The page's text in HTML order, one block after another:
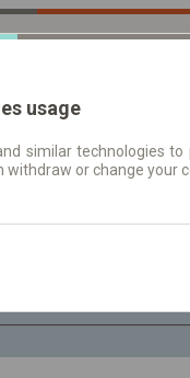
Расписания
usage
similar technologies
withdraw or change